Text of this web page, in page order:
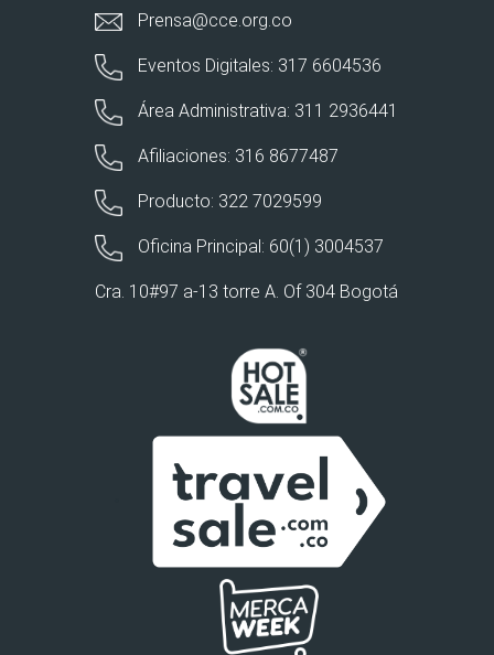
Prensa@cce.org.co
Eventos Digitales: 317 6604536
Área Administrativa: 311 2936441
Afiliaciones: 316 8677487
Producto: 322 7029599
Oficina Principal: 60(1) 3004537
Cra. 10#97 a-13 torre A. Of 304 Bogotá